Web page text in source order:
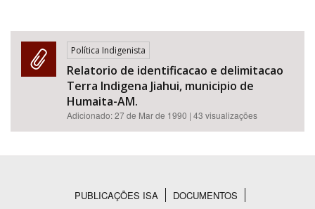
Política Indigenista
Relatorio de identificacao e delimitacao
Terra Indigena Jiahui, municipio de
Humaita-AM.
Adicionado:27 de Mar de 1990 | 43 visualizações
PUBLICAÇÕES ISA DOCUMENTOS